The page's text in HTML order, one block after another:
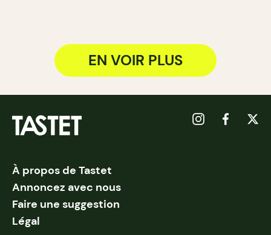
EN VOIR PLUS
À propos de Tastet
Annoncez avec nous
Faire une suggestion
Légal